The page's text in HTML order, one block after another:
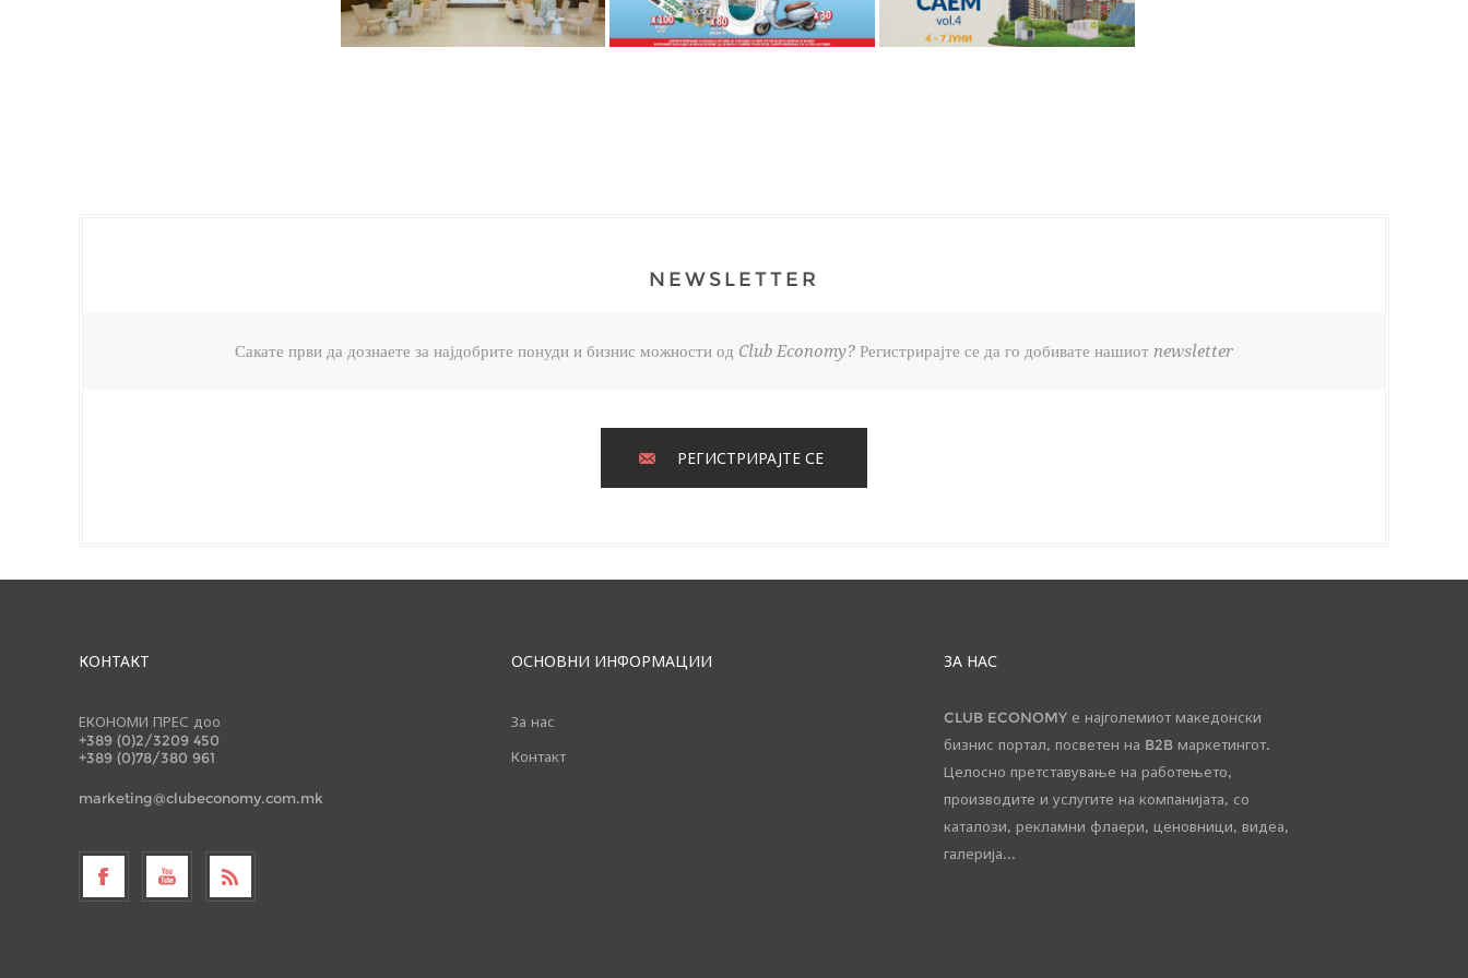
NEWSLETTER
Сакате први да дознаете за најдобрите понуди и бизнис можности од Club Economy? Регистрирајте се да го добивате нашиот newsletter
РЕГИСТРИРАЈТЕ СЕ
КОНТАКТ
ЕКОНОМИ ПРЕС доо
+389 (0)2/3209 450
+389 (0)78/380 961
marketing@clubeconomy.com.mk
ОСНОВНИ ИНФОРМАЦИИ
За нас
Контакт
ЗА НАС
CLUB ECONOMY е најголемиот македонски
бизнис портал, посветен на B2B маркетингот.
Целосно претставување на работењето,
производите и услугите на компанијата, со
каталози, рекламни флаери, ценовници, видеа,
галерија...